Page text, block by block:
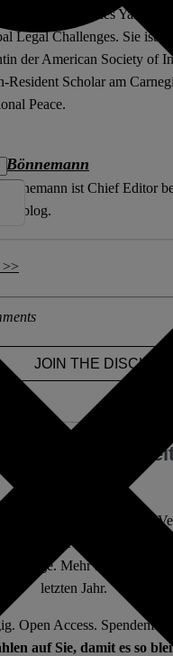
Direktorin des Yale
Legal Challenges. Sie ist
der American Society of
Resident Scholar am
Peace.
Bönnemann
ist Chief Editor
JOIN THE
Sie unsere
Analysen frei zur
sie am dringendsten
Beiträge. Mehr als fünf
letzten Jahr.
Open Access.
auf Sie, damit es so